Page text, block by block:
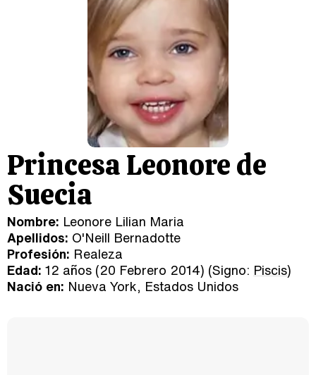
Princesa Leonore de
Suecia
Nombre: Leonore Lilian Maria
Apellidos: O'Neill Bernadotte
Profesión: Realeza
Edad: 12 años (20 Febrero 2014) (Signo: Piscis)
Nació en: Nueva York, Estados Unidos